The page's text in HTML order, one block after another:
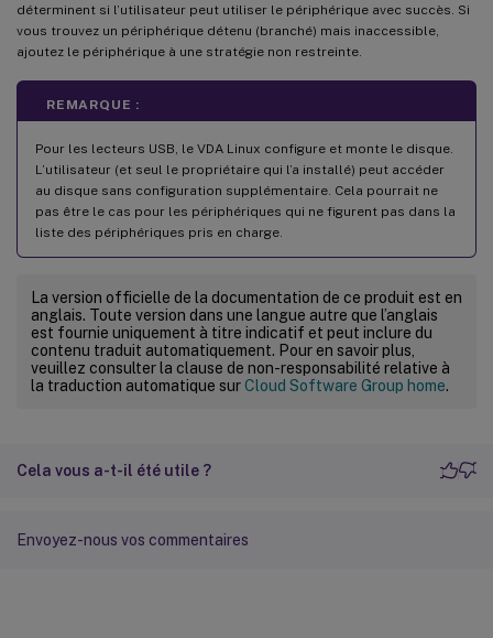
déterminent si l’utilisateur peut utiliser le périphérique avec succès. Si
vous trouvez un périphérique détenu (branché) mais inaccessible,
ajoutez le périphérique à une stratégie non restreinte.
REMARQUE :
Pour les lecteurs USB, le VDA Linux configure et monte le disque.
L’utilisateur (et seul le propriétaire qui l’a installé) peut accéder
au disque sans configuration supplémentaire. Cela pourrait ne
pas être le cas pour les périphériques qui ne figurent pas dans la
liste des périphériques pris en charge.
La version officielle de la documentation de ce produit est en
anglais. Toute version dans une langue autre que l’anglais
est fournie uniquement à titre indicatif et peut inclure du
contenu traduit automatiquement. Pour en savoir plus,
veuillez consulter la clause de non-responsabilité relative à
la traduction automatique surCloud Software Group home.
Cela vous a-t-il été utile ?
Envoyez-nous vos commentaires